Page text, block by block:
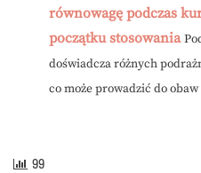
równowagę podczas
początku stosowania
doświadcza różnych
co może prowadzić do
99